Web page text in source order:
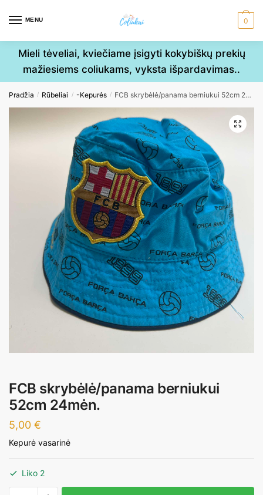
MENU 0
Mieli tėveliai, kviečiame įsigyti kokybiškų prekių
mažiesiems coliukams, vyksta išpardavimas..
Pradžia / Rūbeliai / -Kepurės / FCB skrybėlė/panama berniukui 52cm 24mėn.
FCB skrybėlė/panama berniukui
52cm 24mėn.
5,00 €
Kepurė vasarinė
Liko 2